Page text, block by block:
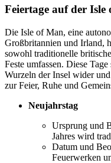
Feiertage auf der Isle
Die Isle of Man, eine
Großbritannien und Irland,
sowohl traditionelle
Feste umfassen. Diese
Wurzeln der Insel wider
zur Feier, Ruhe und
Neujahrstag
Ursprung und
Jahres wird
Datum und
Feuerwerken